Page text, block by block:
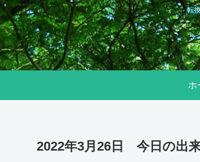
転
ホ
2022年3月26日 今日の出